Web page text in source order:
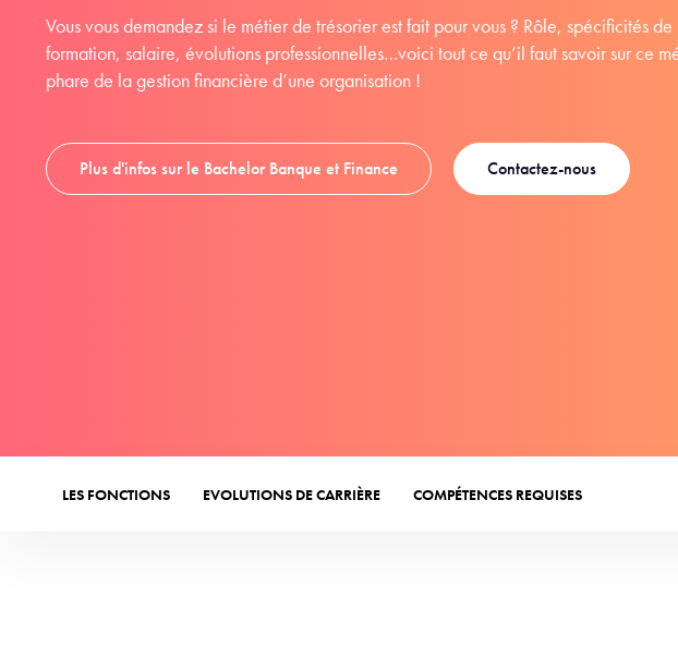
Vous vous demandez si le métier de trésorier est fait pour vous ? Rôle, spécificités de
formation, salaire, évolutions professionnelles…voici tout ce qu’il faut savoir sur ce
phare de la gestion financière d’une organisation !
Plus d'infos sur le Bachelor Banque et Finance Contactez-nous
LES FONCTIONS EVOLUTIONS DE CARRIÈRE COMPÉTENCES REQUISES